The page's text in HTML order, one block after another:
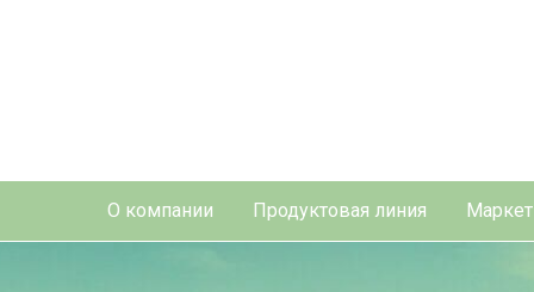
О компании Продуктовая линия